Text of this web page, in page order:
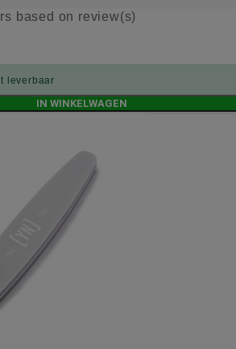
based on review(s)
leverbaar
IN WINKELWAGEN